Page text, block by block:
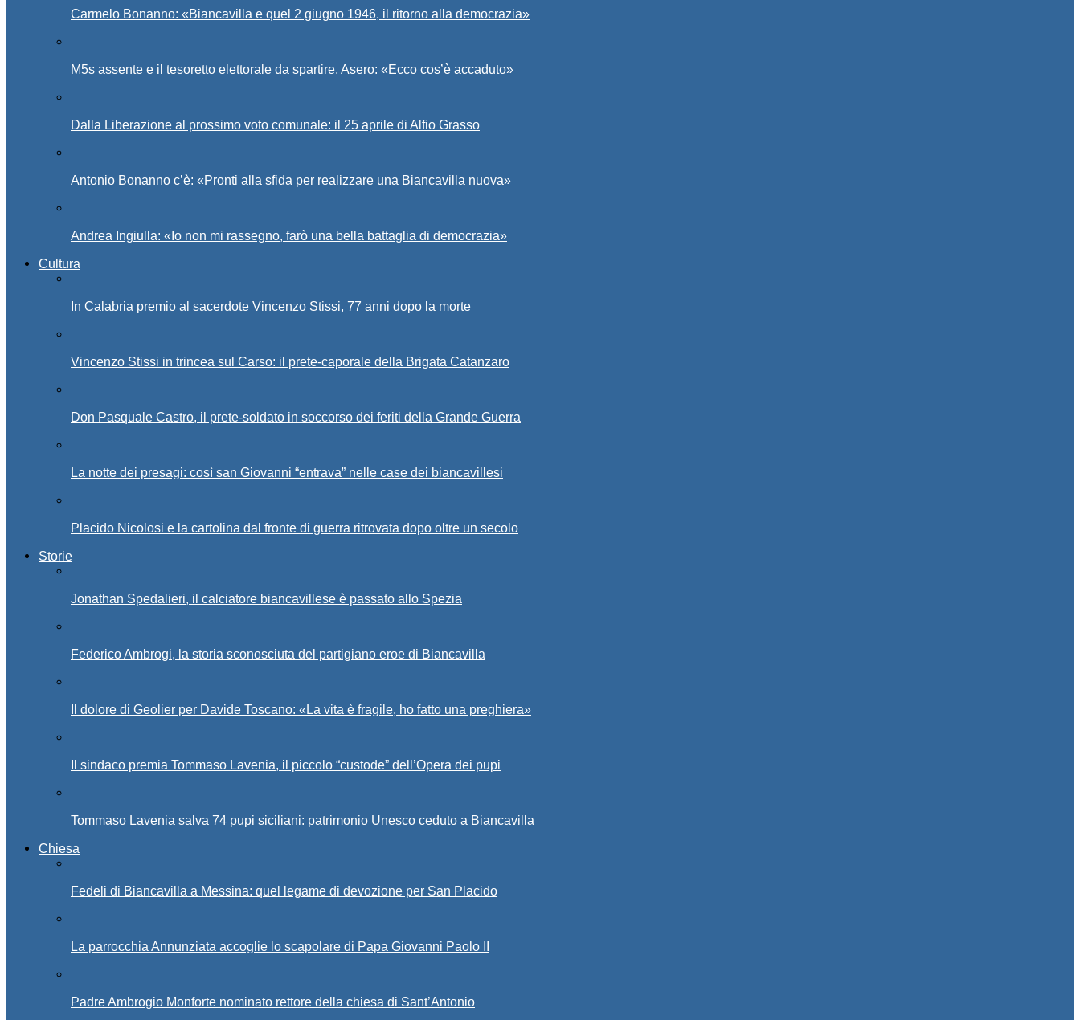
Carmelo Bonanno: «Biancavilla e quel 2 giugno 1946, il ritorno alla democrazia»
M5s assente e il tesoretto elettorale da spartire, Asero: «Ecco cos’è accaduto»
Dalla Liberazione al prossimo voto comunale: il 25 aprile di Alfio Grasso
Antonio Bonanno c’è: «Pronti alla sfida per realizzare una Biancavilla nuova»
Andrea Ingiulla: «Io non mi rassegno, farò una bella battaglia di democrazia»
Cultura
In Calabria premio al sacerdote Vincenzo Stissi, 77 anni dopo la morte
Vincenzo Stissi in trincea sul Carso: il prete-caporale della Brigata Catanzaro
Don Pasquale Castro, il prete-soldato in soccorso dei feriti della Grande Guerra
La notte dei presagi: così san Giovanni “entrava” nelle case dei biancavillesi
Placido Nicolosi e la cartolina dal fronte di guerra ritrovata dopo oltre un secolo
Storie
Jonathan Spedalieri, il calciatore biancavillese è passato allo Spezia
Federico Ambrogi, la storia sconosciuta del partigiano eroe di Biancavilla
Il dolore di Geolier per Davide Toscano: «La vita è fragile, ho fatto una preghiera»
Il sindaco premia Tommaso Lavenia, il piccolo “custode” dell’Opera dei pupi
Tommaso Lavenia salva 74 pupi siciliani: patrimonio Unesco ceduto a Biancavilla
Chiesa
Fedeli di Biancavilla a Messina: quel legame di devozione per San Placido
La parrocchia Annunziata accoglie lo scapolare di Papa Giovanni Paolo II
Padre Ambrogio Monforte nominato rettore della chiesa di Sant’Antonio